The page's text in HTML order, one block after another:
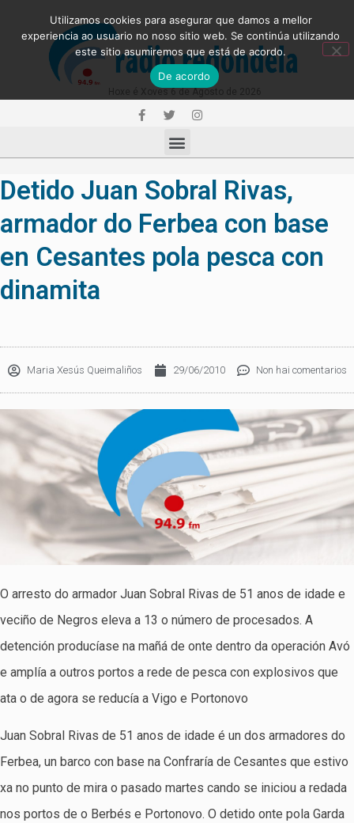
Detido Juan Sobral Rivas,
armador do Ferbea con base
en Cesantes pola pesca con
dinamita
Maria Xesús Queimaliños 29/06/2010 Non hai comentarios
O arresto do armador Juan Sobral Rivas de 51 anos de idade e
veciño de Negros eleva a 13 o número de procesados. A
detención producíase na mañá de onte dentro da operación Avó
e amplía a outros portos a rede de pesca con explosivos que
ata o de agora se reducía a Vigo e Portonovo
Juan Sobral Rivas de 51 anos de idade é un dos armadores do
Ferbea, un barco con base na Confraría de Cesantes que estivo
xa no punto de mira o pasado martes cando se iniciou a redada
nos portos de o Berbés e Portonovo. O detido onte pola Garda
Utilizamos cookies para asegurar que damos a mellor
experiencia ao usuario no noso sitio web. Se continúa utilizando
este sitio asumiremos que está de acordo.
De acordo